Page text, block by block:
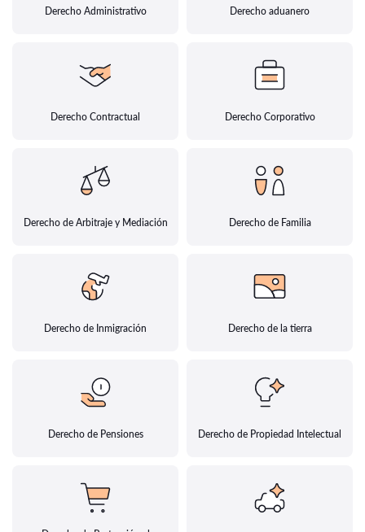
Derecho Administrativo Derecho aduanero
Derecho Contractual Derecho Corporativo
Derecho de Arbitraje y Mediación Derecho de Familia
Derecho de Inmigración Derecho de la tierra
Derecho de Pensiones Derecho de Propiedad Intelectual